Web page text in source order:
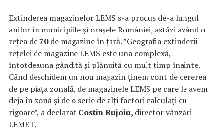
Extinderea magazinelor LEMS s-a produs de-a lungul
anilor în municipiile și orașele României, astăzi având o
rețea de70de magazine în țară. ”Geografia extinderii
rețelei de magazine LEMS este una complexă,
întotdeauna gândită și plănuită cu mult timp înainte.
Când deschidem un nou magazin ținem cont de cererea
de pe piața zonală, de magazinele LEMS pe care le avem
deja în zonă și de o serie de alți factori calculați cu
rigoare”, a declarat Costin Rujoiu, director vânzări
LEMET.